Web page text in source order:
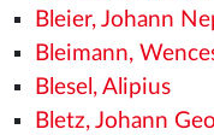
Bleier, Johann
Bleimann,
Blesel, Alipius
Bletz, Johann